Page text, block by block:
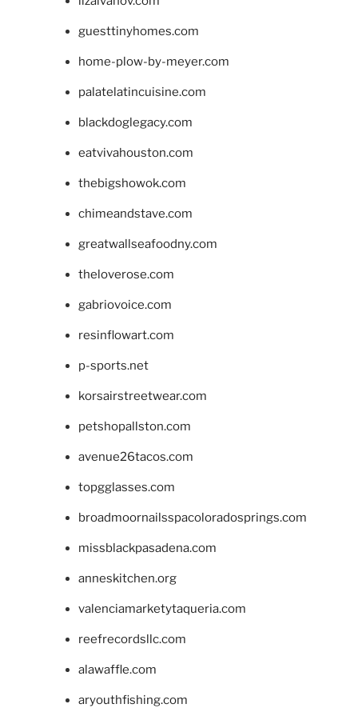
guesttinyhomes.com
home-plow-by-meyer.com
palatelatincuisine.com
blackdoglegacy.com
eatvivahouston.com
thebigshowok.com
chimeandstave.com
greatwallseafoodny.com
theloverose.com
gabriovoice.com
resinflowart.com
p-sports.net
korsairstreetwear.com
petshopallston.com
avenue26tacos.com
topgglasses.com
broadmoornailsspacoloradosprings.com
missblackpasadena.com
anneskitchen.org
valenciamarketytaqueria.com
reefrecordsllc.com
alawaffle.com
aryouthfishing.com